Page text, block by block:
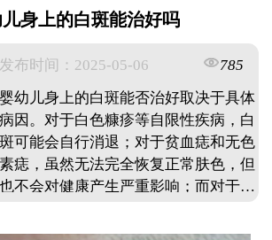
身上的白斑能治好吗
发布时间：2025-05-06
785
婴幼儿身上的白斑能否治好取决于具体
病因。对于白色糠疹等自限性疾病，白
斑可能会自行消退；对于贫血痣和无色
素痣，虽然无法完全恢复正常肤色，但
也不会对健康产生严重影响；而对于白
的可能。家长应严格遵医嘱进行护理和